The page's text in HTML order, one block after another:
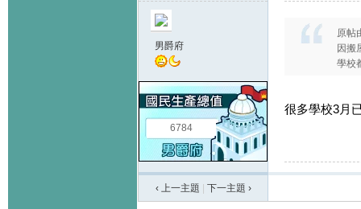
男爵府
6784
原帖
因搬
學校
很多學校3月
‹ 上一主題 下一主題 ›